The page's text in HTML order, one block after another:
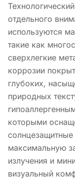
отдельного
используются
такие как
сверхлегкие
коррозии
глубоких,
природных
которыми
максимальную
излучения и
визуальный